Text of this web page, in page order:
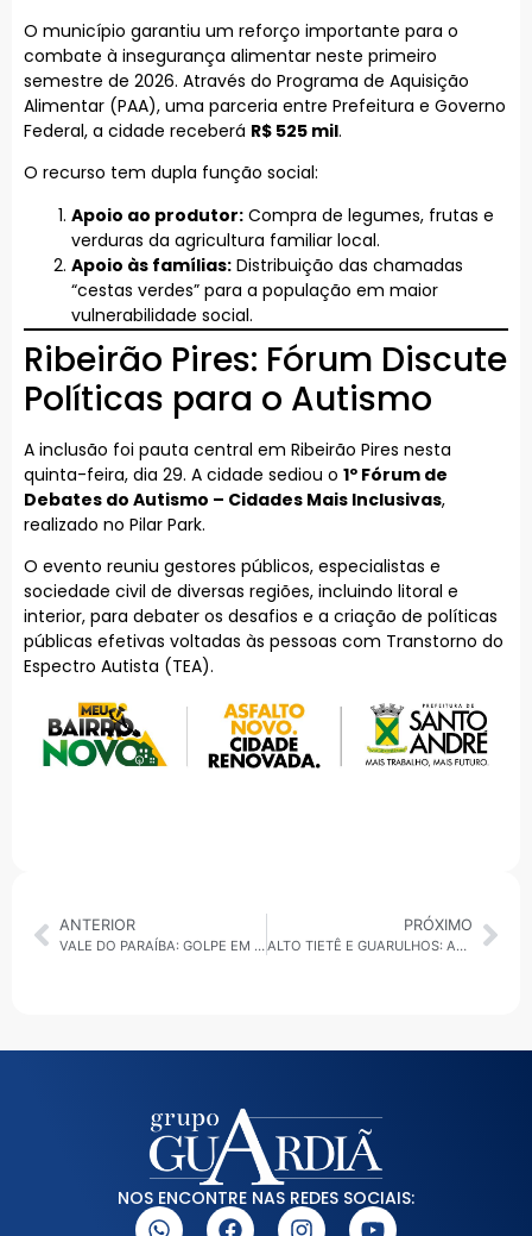
O município garantiu um reforço importante para o
combate à insegurança alimentar neste primeiro
semestre de 2026. Através do Programa de Aquisição
Alimentar (PAA), uma parceria entre Prefeitura e Governo
Federal, a cidade receberá R$ 525 mil.
O recurso tem dupla função social:
Apoio ao produtor: Compra de legumes, frutas e
verduras da agricultura familiar local.
Apoio às famílias: Distribuição das chamadas
“cestas verdes” para a população em maior
vulnerabilidade social.
Ribeirão Pires: Fórum Discute
Políticas para o Autismo
A inclusão foi pauta central em Ribeirão Pires nesta
quinta-feira, dia 29. A cidade sediou o 1º Fórum de
Debates do Autismo – Cidades Mais Inclusivas,
realizado no Pilar Park.
O evento reuniu gestores públicos, especialistas e
sociedade civil de diversas regiões, incluindo litoral e
interior, para debater os desafios e a criação de políticas
públicas efetivas voltadas às pessoas com Transtorno do
Espectro Autista (TEA).
ANTERIOR
VALE DO PARAÍBA: GOLPE EM BRECHÓ DE LUXO, ESTRAGOS DA CHUVA E PREPARATIVOS PARA O CARNAVAL
PRÓXIMO
ALTO TIETÊ E GUARULHOS: ALERTA HÍDRICO, TEMPORAIS E AVANÇOS EM TURISMO E SAÚDE
NOS ENCONTRE NAS REDES SOCIAIS: